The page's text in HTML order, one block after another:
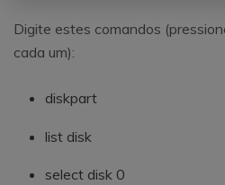
Digite estes comandos
cada um):
diskpart
list disk
select disk 0